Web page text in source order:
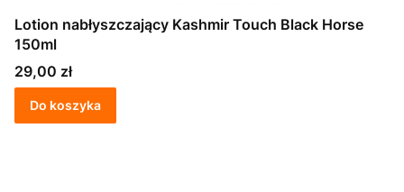
Lotion nabłyszczający Kashmir Touch Black Horse
150ml
Cena
29,00 zł
Do koszyka